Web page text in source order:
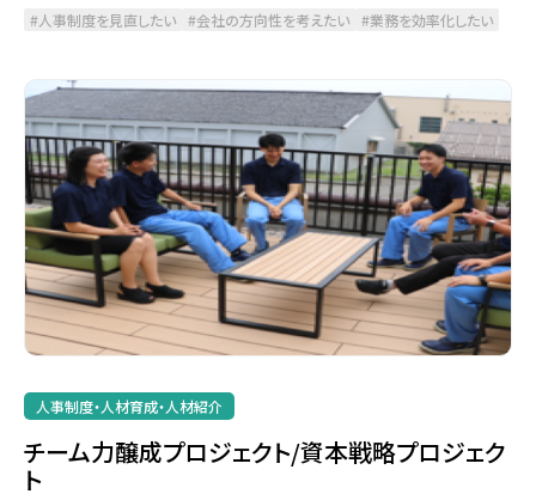
人事制度を見直したい 会社の方向性を考えたい 業務を効率化したい
人事制度・人材育成・人材紹介
チーム力醸成プロジェクト/資本戦略プロジェク
ト